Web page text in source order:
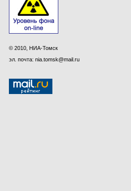
© 2010, НИА-Томск
эл. почта: nia.tomsk@mail.ru